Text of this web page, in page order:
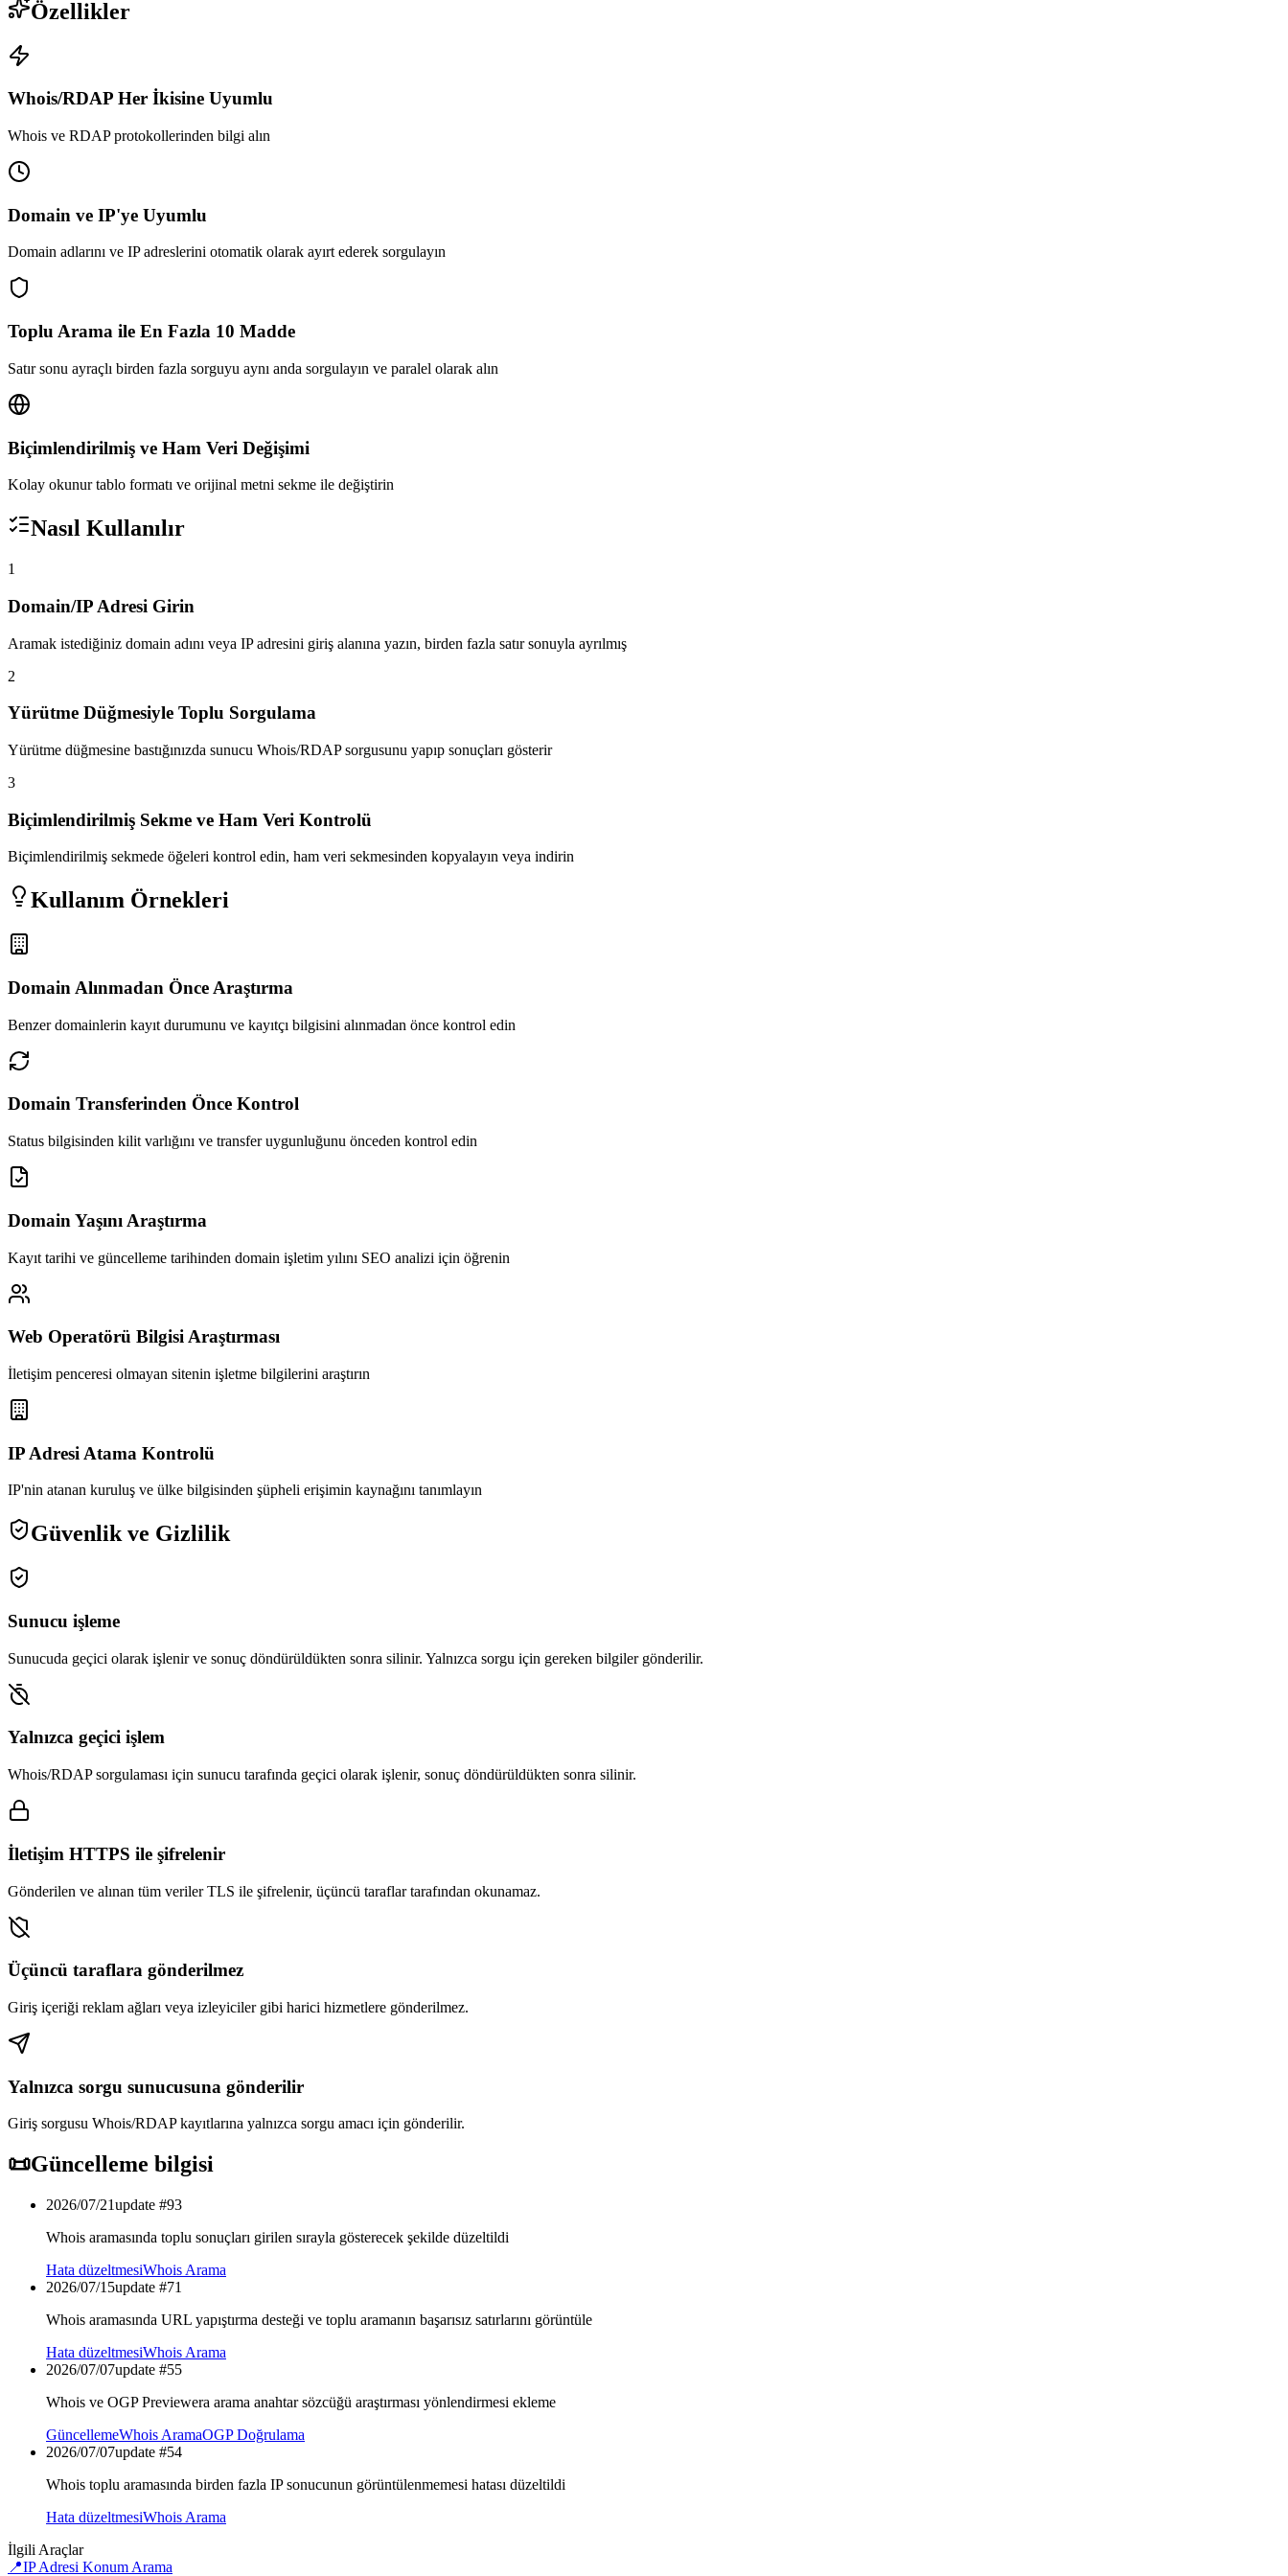
Özellikler
Whois/RDAP Her İkisine Uyumlu
Whois ve RDAP protokollerinden bilgi alın
Domain ve IP'ye Uyumlu
Domain adlarını ve IP adreslerini otomatik olarak ayırt ederek sorgulayın
Toplu Arama ile En Fazla 10 Madde
Satır sonu ayraçlı birden fazla sorguyu aynı anda sorgulayın ve paralel olarak alın
Biçimlendirilmiş ve Ham Veri Değişimi
Kolay okunur tablo formatı ve orijinal metni sekme ile değiştirin
Nasıl Kullanılır
1
Domain/IP Adresi Girin
Aramak istediğiniz domain adını veya IP adresini giriş alanına yazın, birden fazla satır sonuyla ayrılmış
2
Yürütme Düğmesiyle Toplu Sorgulama
Yürütme düğmesine bastığınızda sunucu Whois/RDAP sorgusunu yapıp sonuçları gösterir
3
Biçimlendirilmiş Sekme ve Ham Veri Kontrolü
Biçimlendirilmiş sekmede öğeleri kontrol edin, ham veri sekmesinden kopyalayın veya indirin
Kullanım Örnekleri
Domain Alınmadan Önce Araştırma
Benzer domainlerin kayıt durumunu ve kayıtçı bilgisini alınmadan önce kontrol edin
Domain Transferinden Önce Kontrol
Status bilgisinden kilit varlığını ve transfer uygunluğunu önceden kontrol edin
Domain Yaşını Araştırma
Kayıt tarihi ve güncelleme tarihinden domain işletim yılını SEO analizi için öğrenin
Web Operatörü Bilgisi Araştırması
İletişim penceresi olmayan sitenin işletme bilgilerini araştırın
IP Adresi Atama Kontrolü
IP'nin atanan kuruluş ve ülke bilgisinden şüpheli erişimin kaynağını tanımlayın
Güvenlik ve Gizlilik
Sunucu işleme
Sunucuda geçici olarak işlenir ve sonuç döndürüldükten sonra silinir. Yalnızca sorgu için gereken bilgiler gönderilir.
Yalnızca geçici işlem
Whois/RDAP sorgulaması için sunucu tarafında geçici olarak işlenir, sonuç döndürüldükten sonra silinir.
İletişim HTTPS ile şifrelenir
Gönderilen ve alınan tüm veriler TLS ile şifrelenir, üçüncü taraflar tarafından okunamaz.
Üçüncü taraflara gönderilmez
Giriş içeriği reklam ağları veya izleyiciler gibi harici hizmetlere gönderilmez.
Yalnızca sorgu sunucusuna gönderilir
Giriş sorgusu Whois/RDAP kayıtlarına yalnızca sorgu amacı için gönderilir.
📜Güncelleme bilgisi
2026/07/21update #93
Whois aramasında toplu sonuçları girilen sırayla gösterecek şekilde düzeltildi
Hata düzeltmesiWhois Arama
2026/07/15update #71
Whois aramasında URL yapıştırma desteği ve toplu aramanın başarısız satırlarını görüntüle
Hata düzeltmesiWhois Arama
2026/07/07update #55
Whois ve OGP Previewera arama anahtar sözcüğü araştırması yönlendirmesi ekleme
GüncellemeWhois AramaOGP Doğrulama
2026/07/07update #54
Whois toplu aramasında birden fazla IP sonucunun görüntülenmemesi hatası düzeltildi
Hata düzeltmesiWhois Arama
İlgili Araçlar
📍IP Adresi Konum Arama